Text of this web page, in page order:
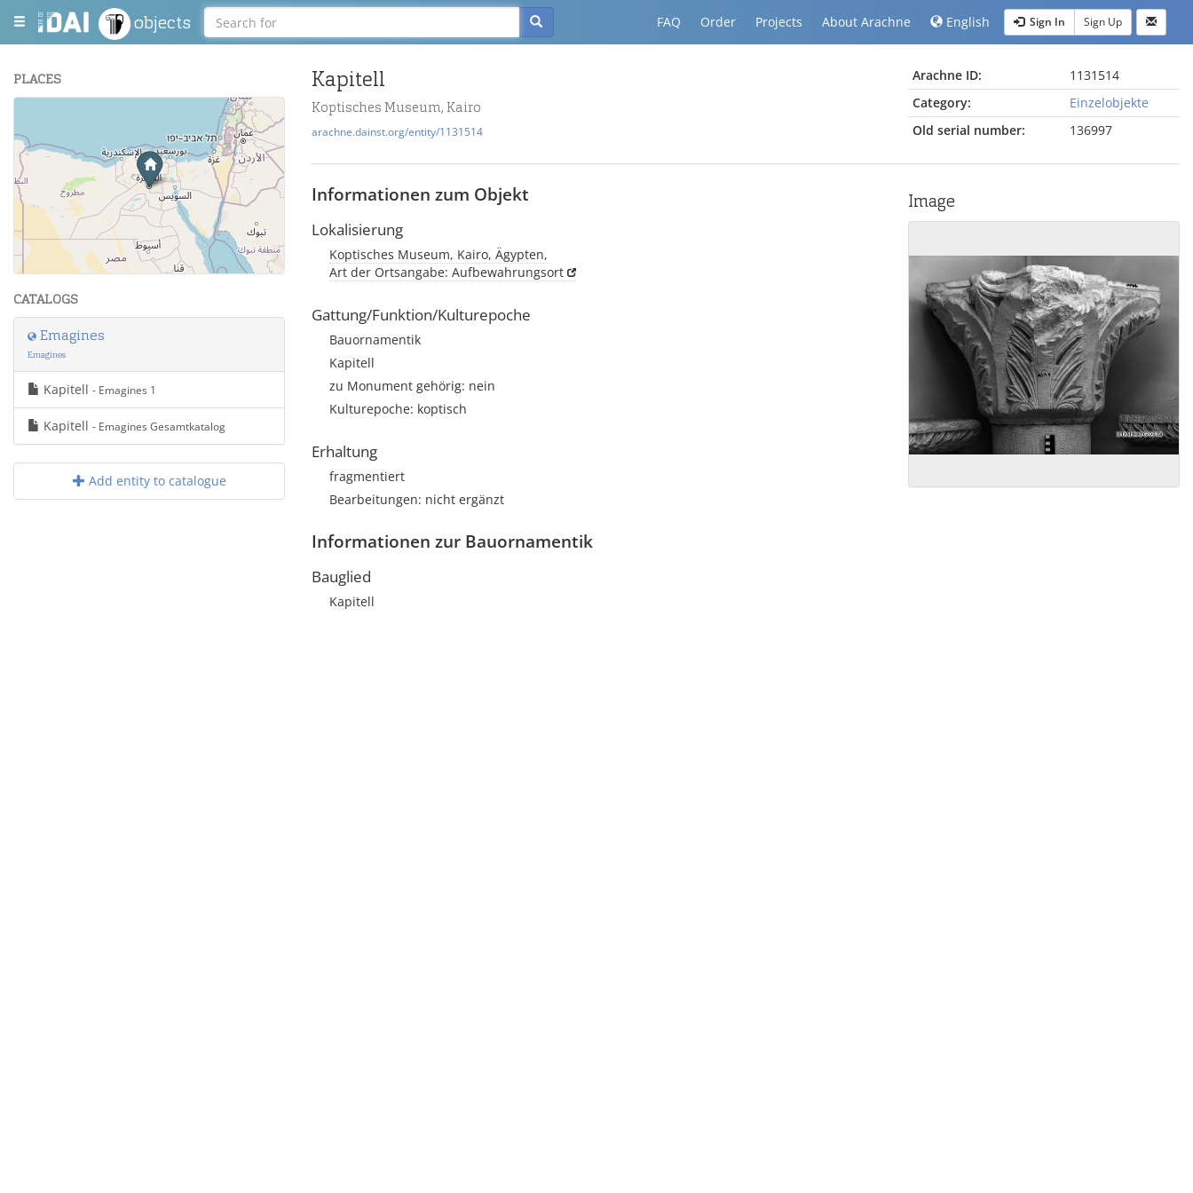
objects FAQ Order Projects About Arachne English Sign In Sign Up
PLACES
−
Leaflet| Maps and Data © OpenStreetMap
CATALOGS
Emagines
Emagines
Kapitell - Emagines 1
Kapitell - Emagines Gesamtkatalog
Add entity to catalogue
Kapitell
Koptisches Museum, Kairo
arachne.dainst.org/entity/1131514
Arachne ID:
1131514
Category:
Einzelobjekte
Old serial number:
136997
Informationen zum Objekt
Lokalisierung
Koptisches Museum, Kairo, Ägypten,
Art der Ortsangabe: Aufbewahrungsort
Gattung/Funktion/Kulturepoche
Bauornamentik
Kapitell
zu Monument gehörig: nein
Kulturepoche: koptisch
Erhaltung
fragmentiert
Bearbeitungen: nicht ergänzt
Informationen zur Bauornamentik
Bauglied
Kapitell
Image